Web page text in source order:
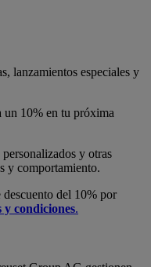
lanzamientos especiales y
un 10% en tu próxima
y otras
y comportamiento.
del 10% por
y condiciones.